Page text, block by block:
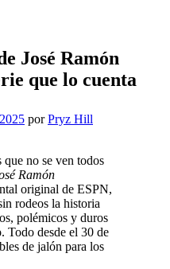
José Ramón
que lo cuenta
porPryz Hill
que no se ven todos
Ramón
original de ESPN,
rodeos la historia
polémicos y duros
. Todo desde el 30 de
de jalón para los